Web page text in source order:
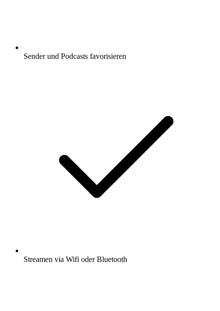
Sender und Podcasts favorisieren
Streamen via Wifi oder Bluetooth